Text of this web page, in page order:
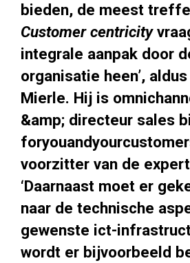
bieden, de meest
Customer centricity
integrale aanpak door
organisatie heen’,
Mierle. Hij is
&amp; directeur sales
voorzitter van de
‘Daarnaast moet er
naar de technische
gewenste ict-
wordt er bijvoorbeeld